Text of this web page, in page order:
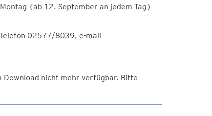
(ab 12. September an jedem Tag)
02577/8039, e-mail
Download nicht mehr verfügbar. Bitte